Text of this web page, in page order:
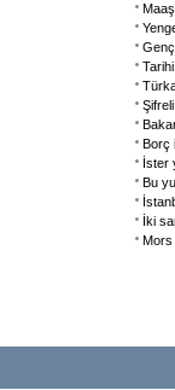
Genç
Borç
İster
Bu
İki
Mors